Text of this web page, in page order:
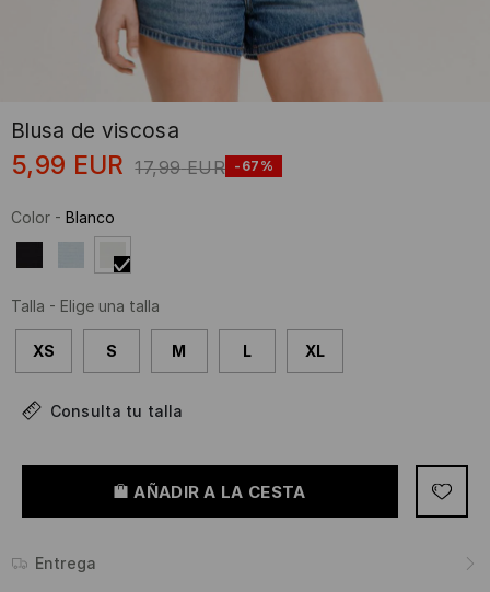
Blusa de viscosa
5,99 EUR 17,99 EUR -67%
Color - Blanco
Talla - Elige una talla
XS S M L XL
Consulta tu talla
AÑADIR A LA CESTA
Entrega